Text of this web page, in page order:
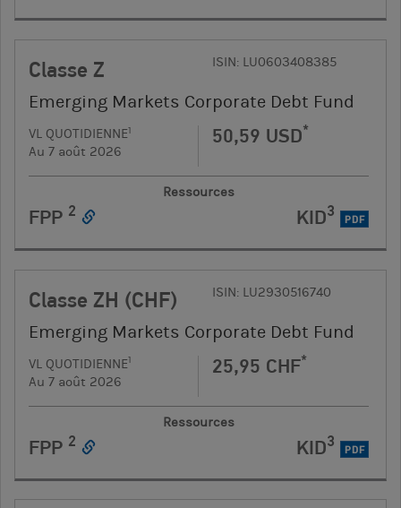
Classe Z ISIN: LU0603408385
Emerging Markets Corporate Debt Fund
VL QUOTIDIENNE1
Au 7 août 2026
50,59 USD*
Ressources
FPP 2 KID3 PDF
Classe ZH (CHF) ISIN: LU2930516740
Emerging Markets Corporate Debt Fund
VL QUOTIDIENNE1
Au 7 août 2026
25,95 CHF*
Ressources
FPP 2 KID3 PDF